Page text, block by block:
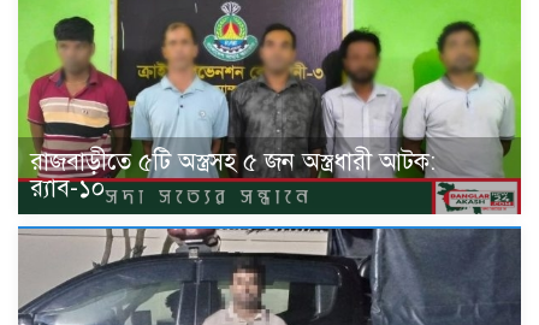
রাজবাড়ীতে ৫টি অস্ত্রসহ ৫ জন অস্ত্রধারী আটক:
র‍্যাব-১০